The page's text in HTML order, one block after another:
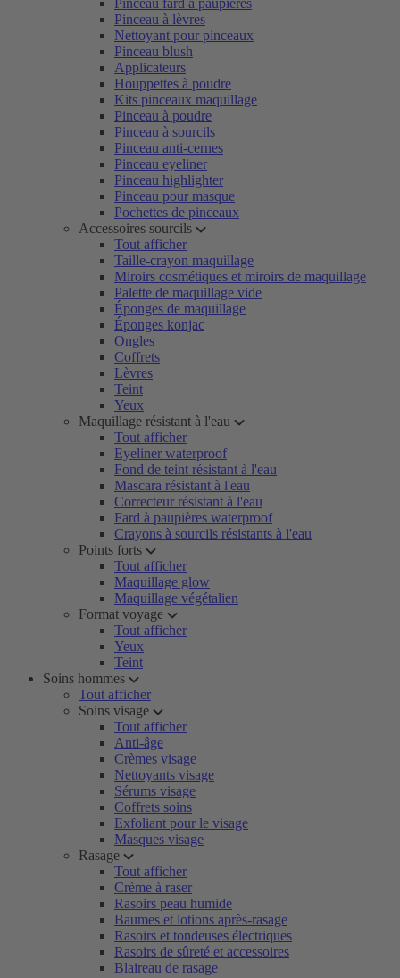
Pinceau fard à paupières
Pinceau à lèvres
Nettoyant pour pinceaux
Pinceau blush
Applicateurs
Houppettes à poudre
Kits pinceaux maquillage
Pinceau à poudre
Pinceau à sourcils
Pinceau anti-cernes
Pinceau eyeliner
Pinceau highlighter
Pinceau pour masque
Pochettes de pinceaux
Accessoires sourcils
Tout afficher
Taille-crayon maquillage
Miroirs cosmétiques et miroirs de maquillage
Palette de maquillage vide
Éponges de maquillage
Éponges konjac
Ongles
Coffrets
Lèvres
Teint
Yeux
Maquillage résistant à l'eau
Tout afficher
Eyeliner waterproof
Fond de teint résistant à l'eau
Mascara résistant à l'eau
Correcteur résistant à l'eau
Fard à paupières waterproof
Crayons à sourcils résistants à l'eau
Points forts
Tout afficher
Maquillage glow
Maquillage végétalien
Format voyage
Tout afficher
Yeux
Teint
Soins hommes
Tout afficher
Soins visage
Tout afficher
Anti-âge
Crèmes visage
Nettoyants visage
Sérums visage
Coffrets soins
Exfoliant pour le visage
Masques visage
Rasage
Tout afficher
Crème à raser
Rasoirs peau humide
Baumes et lotions après-rasage
Rasoirs et tondeuses électriques
Rasoirs de sûreté et accessoires
Blaireau de rasage